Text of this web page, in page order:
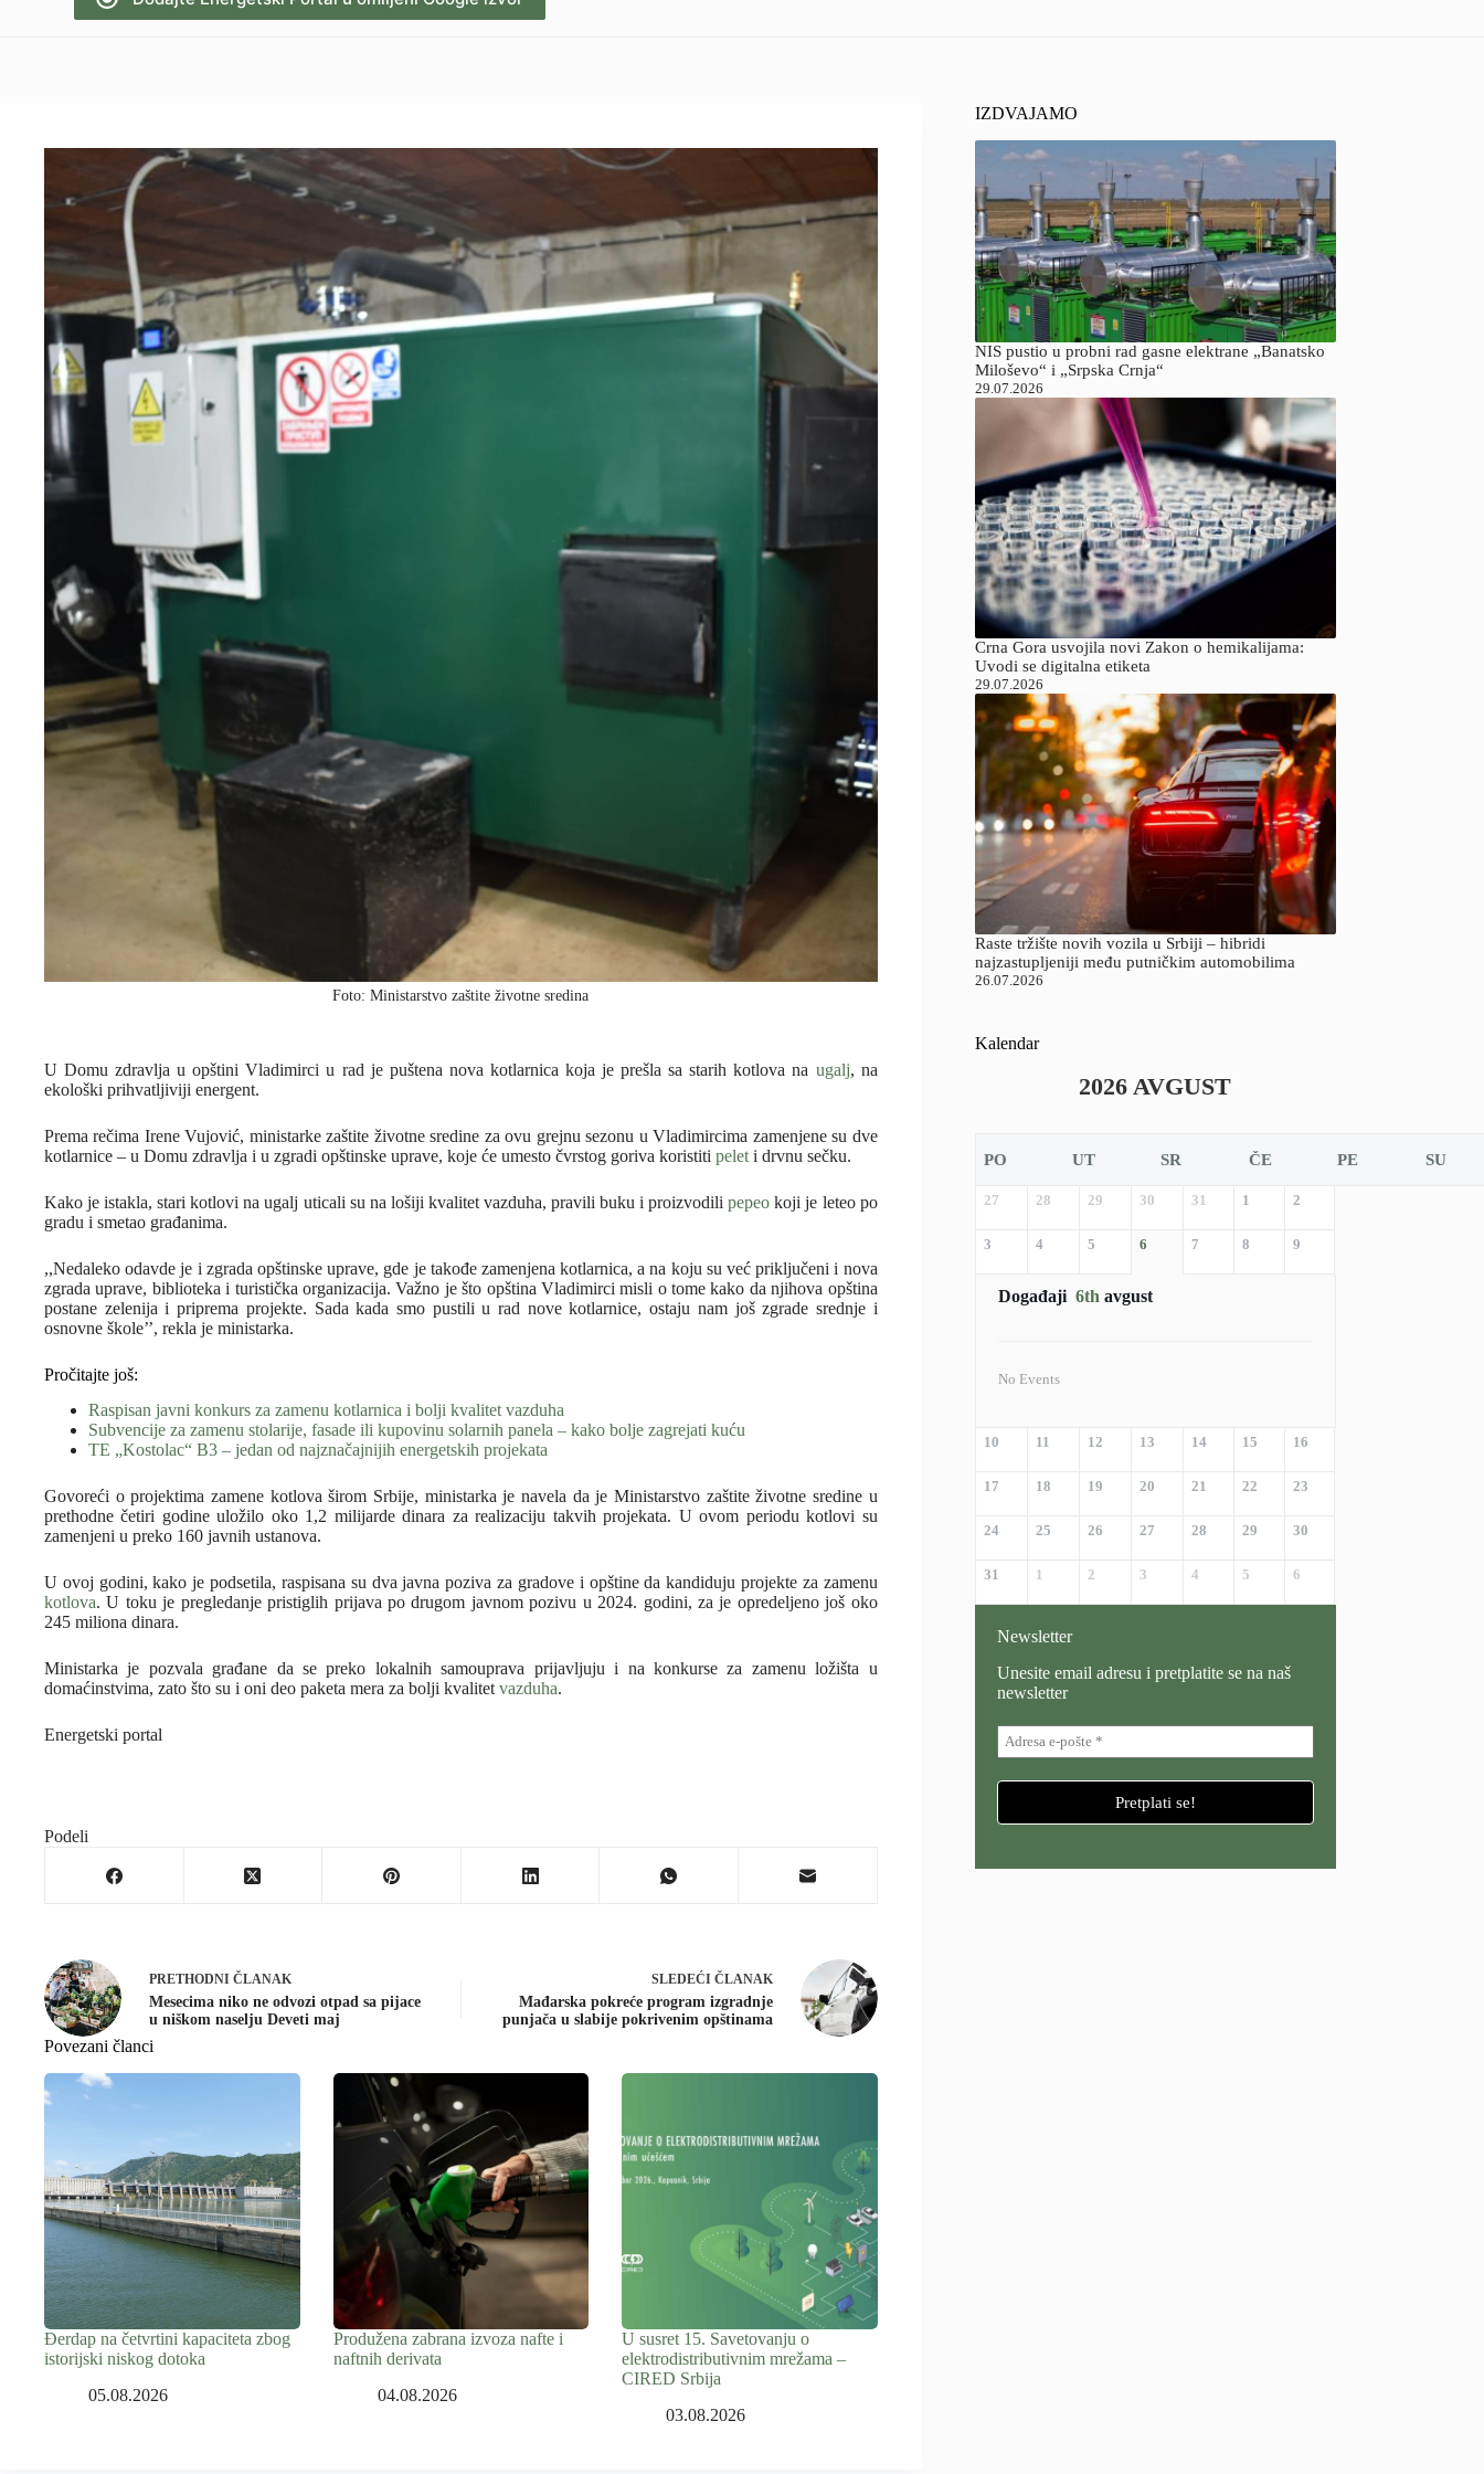
Foto: Ministarstvo zaštite životne sredina
U Domu zdravlja u opštini Vladimirci u rad je puštena nova kotlarnica koja je prešla sa starih kotlova na ugalj, na
ekološki prihvatljiviji energent.
Prema rečima Irene Vujović, ministarke zaštite životne sredine za ovu grejnu sezonu u Vladimircima zamenjene su dve
kotlarnice – u Domu zdravlja i u zgradi opštinske uprave, koje će umesto čvrstog goriva koristiti pelet i drvnu sečku.
Kako je istakla, stari kotlovi na ugalj uticali su na lošiji kvalitet vazduha, pravili buku i proizvodilipepeo koji je leteo po
gradu i smetao građanima.
,,Nedaleko odavde je i zgrada opštinske uprave, gde je takođe zamenjena kotlarnica, a na koju su već priključeni i nova
zgrada uprave, biblioteka i turistička organizacija. Važno je što opština Vladimirci misli o tome kako da njihova opština
postane zelenija i priprema projekte. Sada kada smo pustili u rad nove kotlarnice, ostaju nam još zgrade srednje i
osnovne škole’’, rekla je ministarka.
Pročitajte još:
Raspisan javni konkurs za zamenu kotlarnica i bolji kvalitet vazduha
Subvencije za zamenu stolarije, fasade ili kupovinu solarnih panela – kako bolje zagrejati kuću
TE „Kostolac“ B3 – jedan od najznačajnijih energetskih projekata
Govoreći o projektima zamene kotlova širom Srbije, ministarka je navela da je Ministarstvo zaštite životne sredine u
prethodne četiri godine uložilo oko 1,2 milijarde dinara za realizaciju takvih projekata. U ovom periodu kotlovi su
zamenjeni u preko 160 javnih ustanova.
U ovoj godini, kako je podsetila, raspisana su dva javna poziva za gradove i opštine da kandiduju projekte za zamenu
kotlova. U toku je pregledanje pristiglih prijava po drugom javnom pozivu u 2024. godini, za je opredeljeno još oko
245 miliona dinara.
Ministarka je pozvala građane da se preko lokalnih samouprava prijavljuju i na konkurse za zamenu ložišta u
domaćinstvima, zato što su i oni deo paketa mera za bolji kvalitetvazduha.
Energetski portal
Podeli
PRETHODNI ČLANAK
Mesecima niko ne odvozi otpad sa pijace
u niškom naselju Deveti maj
SLEDEĆI ČLANAK
Mađarska pokreće program izgradnje
punjača u slabije pokrivenim opštinama
Povezani članci
Đerdap na četvrtini kapaciteta zbog
istorijski niskog dotoka
05.08.2026
Produžena zabrana izvoza nafte i
naftnih derivata
04.08.2026
U susret 15. Savetovanju o
elektrodistributivnim mrežama –
CIRED Srbija
03.08.2026
IZDVAJAMO
NIS pustio u probni rad gasne elektrane „Banatsko
Miloševo“ i „Srpska Crnja“
29.07.2026
Crna Gora usvojila novi Zakon o hemikalijama:
Uvodi se digitalna etiketa
29.07.2026
Raste tržište novih vozila u Srbiji – hibridi
najzastupljeniji među putničkim automobilima
26.07.2026
Kalendar
2026 AVGUST
PO UT SR ČE PE SU
27 28 29 30 31 1 2
3 4 5 6 7 8 9
Događaji 6th avgust
No Events
10 11 12 13 14 15 16
17 18 19 20 21 22 23
24 25 26 27 28 29 30
31 1 2 3 4 5 6
Newsletter
Unesite email adresu i pretplatite se na naš
newsletter